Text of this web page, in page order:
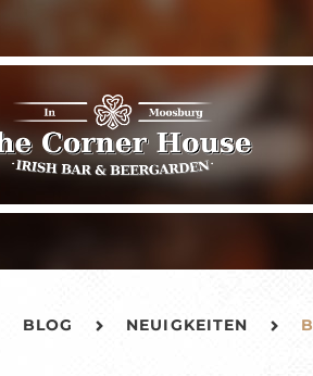
BLOG NEUIGKEITEN